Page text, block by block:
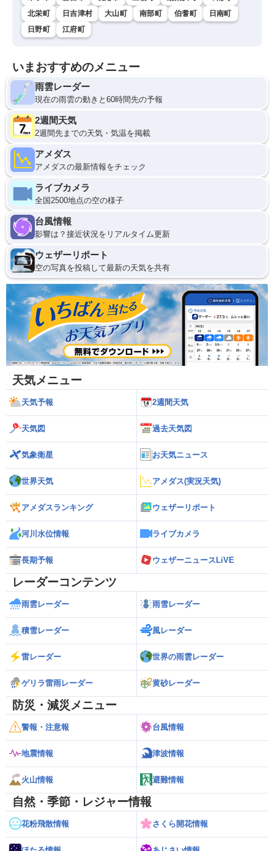
北栄町
日吉津村 大山町 南部町 伯耆町
日南町
日野町
江府町
いまおすすめのメニュー
雨雲レーダー
現在の雨雲の動きと60時間先の予報
2週間天気
2週間先までの天気・気温を掲載
アメダス
アメダスの最新情報をチェック
ライブカメラ
全国2500地点の空の様子
台風情報
影響は？接近状況をリアルタイム更新
ウェザーリポート
空の写真を投稿して最新の天気を共有
天気メニュー
天気予報 2週間天気
天気図 過去天気図
気象衛星 お天気ニュース
世界天気 アメダス(実況天気)
アメダスランキング ウェザーリポート
河川水位情報 ライブカメラ
長期予報 ウェザーニュースLiVE
レーダーコンテンツ
雨雲レーダー 雨雪レーダー
積雪レーダー 風レーダー
雷レーダー 世界の雨雲レーダー
ゲリラ雷雨レーダー 黄砂レーダー
防災・減災メニュー
警報・注意報 台風情報
地震情報 津波情報
火山情報 避難情報
自然・季節・レジャー情報
花粉飛散情報 さくら開花情報